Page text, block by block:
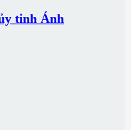
tinh Ánh